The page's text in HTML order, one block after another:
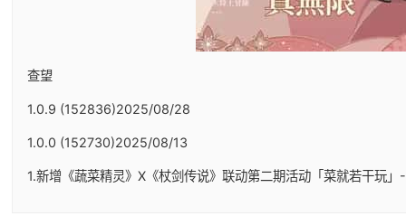
查望
1.0.9 (152836)2025/08/28
1.0.0 (152730)2025/08/13
1.新增《蔬菜精灵》X《杖剑传说》联动第二期活动「菜就若干玩